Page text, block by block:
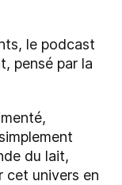
le podcast
pensé par la
du lait,
cet univers en